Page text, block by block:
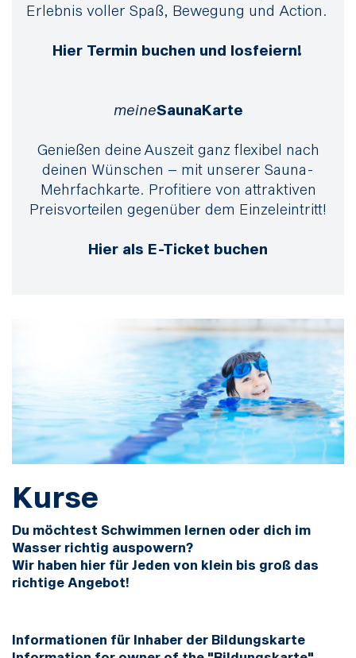
Erlebnis voller Spaß, Bewegung und Action.
HierTermin buchen und losfeiern!
meineSaunaKarte
Genießen deine Auszeit ganz flexibel nach
deinen Wünschen – mit unserer Sauna-
Mehrfachkarte. Profitiere von attraktiven
Preisvorteilen gegenüber dem Einzeleintritt!
Hier als E-Ticket buchen
Kurse
Du möchtest Schwimmen lernen oder dich im
Wasser richtig auspowern?
Wir haben hier für Jeden von klein bis groß das
richtige Angebot!
Informationen für Inhaber der Bildungskarte